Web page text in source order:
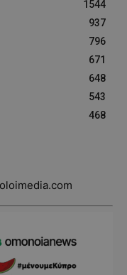
1544
937
796
671
648
543
468